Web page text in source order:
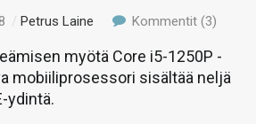
/Petrus Laine Kommentit (3)
myötä Core i5-1250P -
mobiiliprosessori sisältää neljä
ydintä.